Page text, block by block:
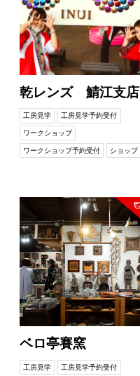
乾レンズ 鯖江支店
工房見学 工房見学予約受付
ワークショップ
ワークショップ予約受付 ショップ
ベロ亭賽窯
工房見学 工房見学予約受付